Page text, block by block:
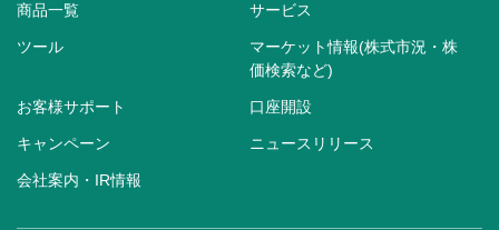
商品一覧 サービス
ツール
マーケット情報(株式市況・株
価検索など)
お客様サポート 口座開設
キャンペーン ニュースリリース
会社案内・IR情報